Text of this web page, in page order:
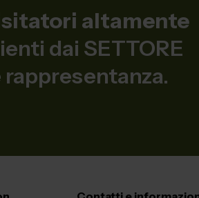
altamente
dai SETTORE
rappresentanza.